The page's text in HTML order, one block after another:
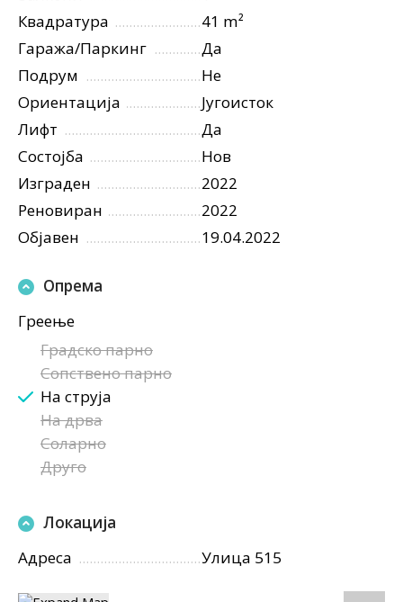
Квадратура
41 m²
Гаража/Паркинг
Да
Подрум
Не
Ориентација
Југоисток
Лифт
Да
Состојба
Нов
Изграден
2022
Реновиран
2022
Објавен
19.04.2022
Опрема
Греење
Градско парно
Сопствено парно
На струја
На дрва
Соларно
Друго
Локација
Адреса
Улица 515